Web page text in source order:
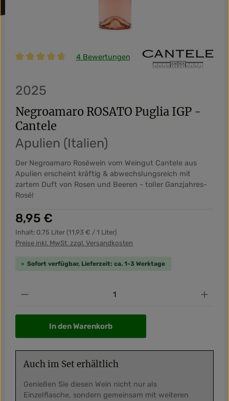
Durchschnittliche Bewertung von 4.75 von 5 Sternen
4 Bewertungen
2025
Negroamaro ROSATO Puglia IGP -
Cantele
Apulien (Italien)
Der Negroamaro Roséwein vom Weingut Cantele aus
Apulien erscheint kräftig & abwechslungsreich mit
zartem Duft von Rosen und Beeren - toller Ganzjahres-
Rosé!
Regulärer Preis:
8,95 €
Inhalt: 0.75 Liter (11,93 € / 1 Liter)
Preise inkl. MwSt. zzgl. Versandkosten
Sofort verfügbar, Lieferzeit: ca. 1-3 Werktage
Produkt Anzahl: Gib den gewünschten Wert
In den Warenkorb
Auch im Set erhältlich
Genießen Sie diesen Wein nicht nur als
Einzelflasche, sondern gemeinsam mit weiteren